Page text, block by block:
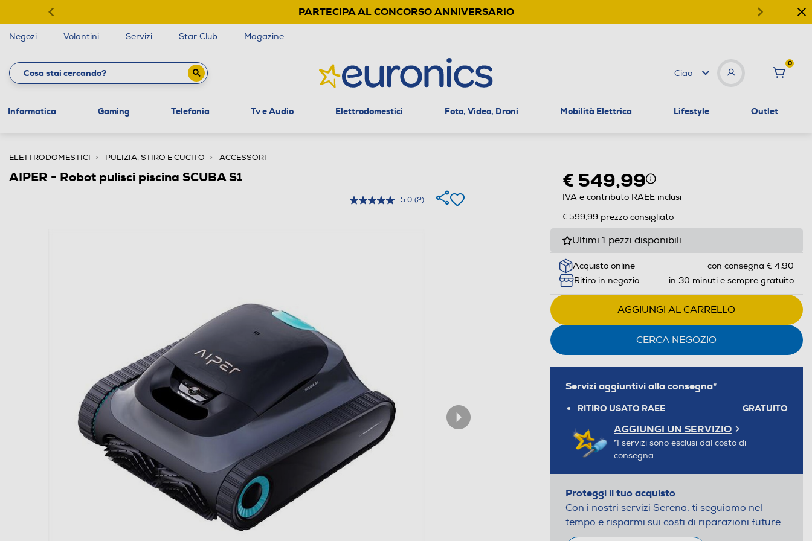
PARTECIPA AL CONCORSO ANNIVERSARIO
Negozi Volantini Servizi Star Club Magazine
Ciao
0
Informatica Gaming Telefonia Tv e Audio Elettrodomestici Foto, Video, Droni Mobilità Elettrica Lifestyle Outlet
ELETTRODOMESTICI PULIZIA, STIRO E CUCITO ACCESSORI
AIPER - Robot pulisci piscina SCUBA S1
5.0 (2)
€ 549,99
IVA e contributo RAEE inclusi
€ 599,99 prezzo consigliato
Ultimi 1 pezzi disponibili
Acquisto online
con consegna € 4,90
Ritiro in negozio
in 30 minuti e sempre gratuito
AGGIUNGI AL CARRELLO
CERCA NEGOZIO
Servizi aggiuntivi alla consegna*
RITIRO USATO RAEE GRATUITO
AGGIUNGI UN SERVIZIO
*I servizi sono esclusi dal costo di
consegna
Proteggi il tuo acquisto
Con i nostri servizi Serena, ti seguiamo nel
tempo e risparmi sui costi di riparazioni future.